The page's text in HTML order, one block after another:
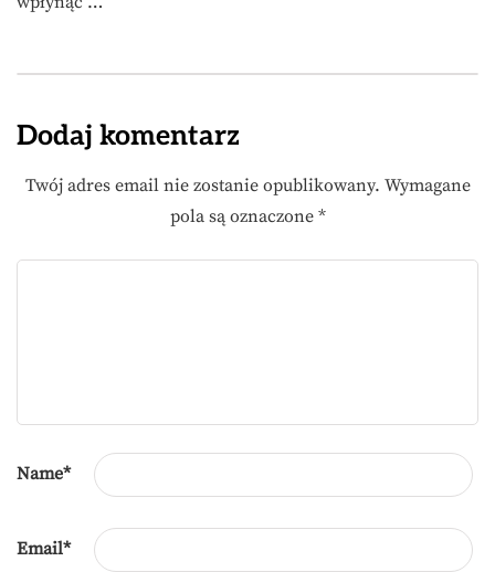
Dodaj komentarz
Twój adres email nie zostanie opublikowany. Wymagane
pola są oznaczone *
Name*
Email*